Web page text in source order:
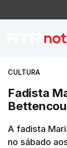
CULTURA
Fadista
A fadista
no sábado